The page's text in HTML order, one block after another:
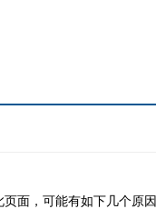
面，可能有如下几个原因